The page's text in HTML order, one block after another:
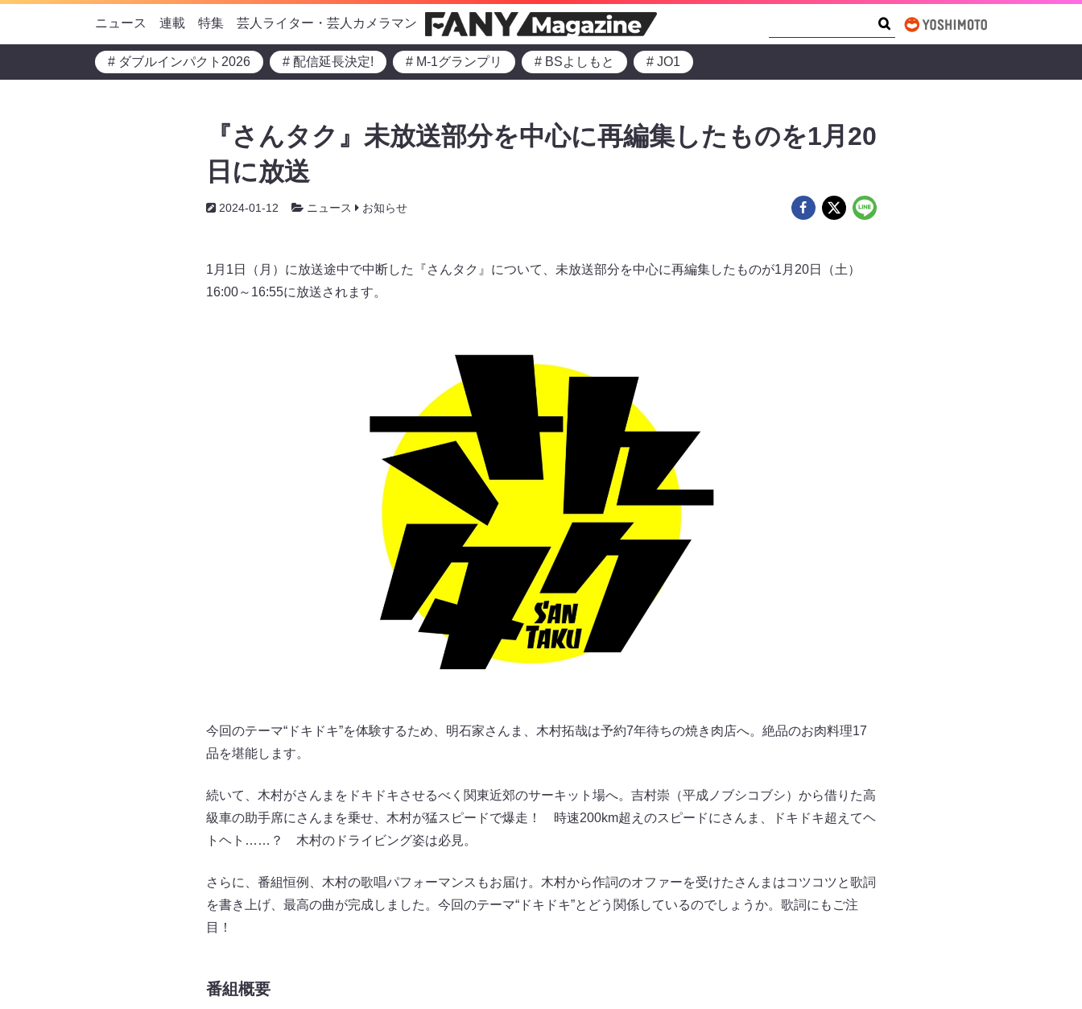
ニュース 連載 特集 芸人ライター・芸人カメラマン
# ダブルインパクト2026 # 配信延長決定! # M-1グランプリ # BSよしもと # JO1
『さんタク』未放送部分を中心に再編集したものを1月20
日に放送
2024-01-12 ニュース お知らせ
1月1日（月）に放送途中で中断した『さんタク』について、未放送部分を中心に再編集したものが1月20日（土）
16:00～16:55に放送されます。
今回のテーマ“ドキドキ”を体験するため、明石家さんま、木村拓哉は予約7年待ちの焼き肉店へ。絶品のお肉料理17
品を堪能します。
続いて、木村がさんまをドキドキさせるべく関東近郊のサーキット場へ。吉村崇（平成ノブシコブシ）から借りた高
級車の助手席にさんまを乗せ、木村が猛スピードで爆走！ 時速200km超えのスピードにさんま、ドキドキ超えてヘ
トヘト……？ 木村のドライビング姿は必見。
さらに、番組恒例、木村の歌唱パフォーマンスもお届け。木村から作詞のオファーを受けたさんまはコツコツと歌詞
を書き上げ、最高の曲が完成しました。今回のテーマ“ドキドキ”とどう関係しているのでしょうか。歌詞にもご注
目！
番組概要